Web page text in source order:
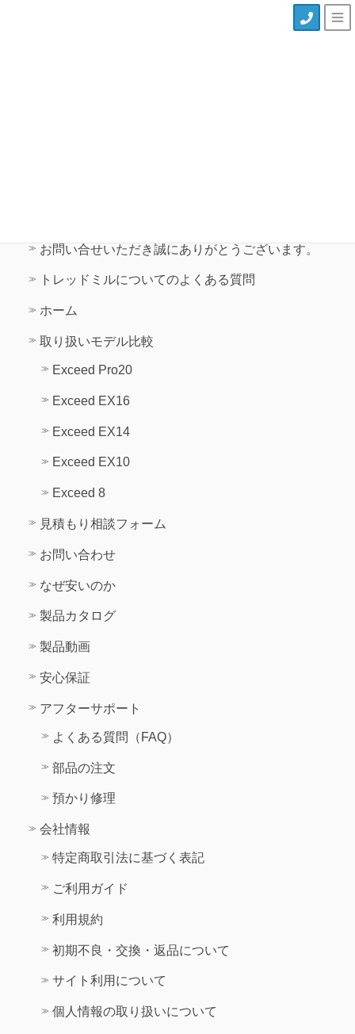
お問い合せいただき誠にありがとうございます。
トレッドミルについてのよくある質問
ホーム
取り扱いモデル比較
Exceed Pro20
Exceed EX16
Exceed EX14
Exceed EX10
Exceed 8
見積もり相談フォーム
お問い合わせ
なぜ安いのか
製品カタログ
製品動画
安心保証
アフターサポート
よくある質問（FAQ）
部品の注文
預かり修理
会社情報
特定商取引法に基づく表記
ご利用ガイド
利用規約
初期不良・交換・返品について
サイト利用について
個人情報の取り扱いについて